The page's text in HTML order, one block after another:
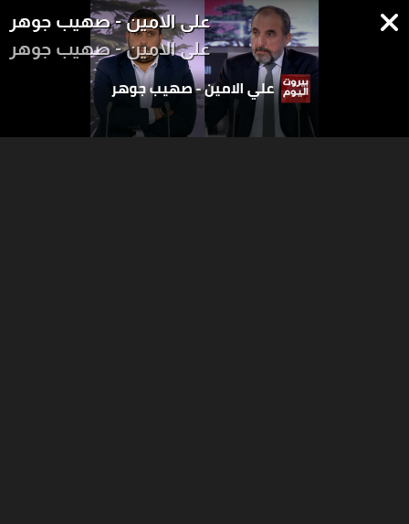
علي الامين - صهيب جوهر
علي الامين - صهيب جوهر